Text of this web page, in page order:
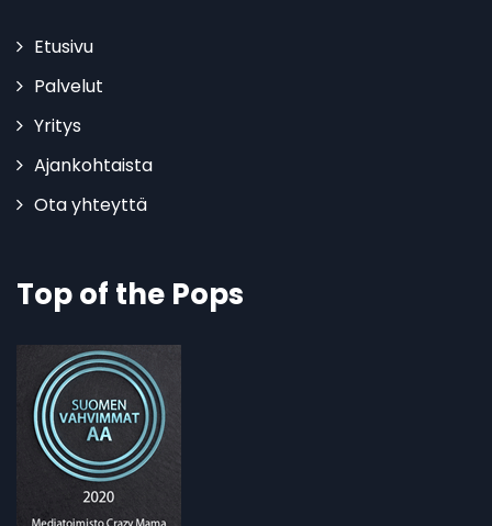
Etusivu
Palvelut
Yritys
Ajankohtaista
Ota yhteyttä
Top of the Pops